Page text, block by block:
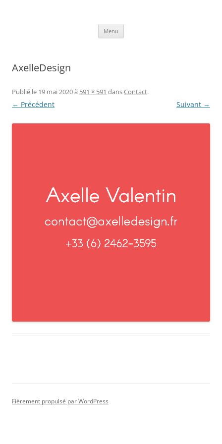
Menu
AxelleDesign
Publié le 19 mai 2020à 591 × 591 dansContact.
← Précédent Suivant →
Fièrement propulsé par WordPress